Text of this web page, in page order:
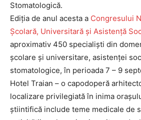
Stomatologică.
Ediția de anul acesta a Congresului
Şcolară, Universitară şi Asistenţă
aproximativ 450 specialişti din
şcolare şi universitare, asistenţei
stomatologice, în perioada 7 – 9
Hotel Traian – o capodoperă
localizare privilegiată în inima
știintifică include teme medicale de